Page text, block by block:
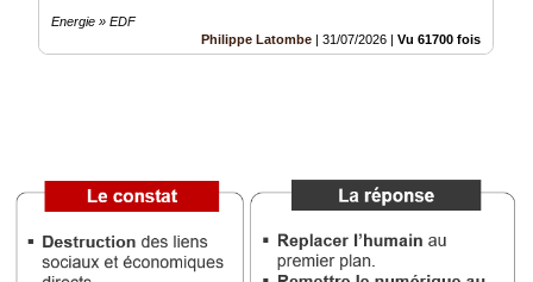
Energie » EDF
Philippe Latombe
31/07/2026 Vu 61700 fois